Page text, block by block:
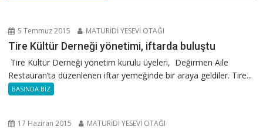
5 Temmuz 2015 MATURİDİ YESEVİ OTAĞI
Tire Kültür Derneği yönetimi, iftarda buluştu
Tire Kültür Derneği yönetim kurulu üyeleri, Değirmen Aile
Restauran’ta düzenlenen iftar yemeğinde bir araya geldiler. Tire...
BASINDA BİZ
17 Haziran 2015 MATURİDİ YESEVİ OTAĞI